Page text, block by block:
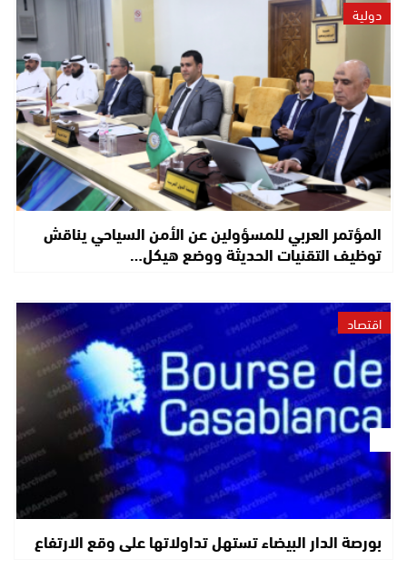
دولية
المؤتمر العربي للمسؤولين عن الأمن السياحي يناقش
توظيف التقنيات الحديثة ووضع هيكل…
اقتصاد
بورصة الدار البيضاء تستهل تداولاتها على وقع الارتفاع